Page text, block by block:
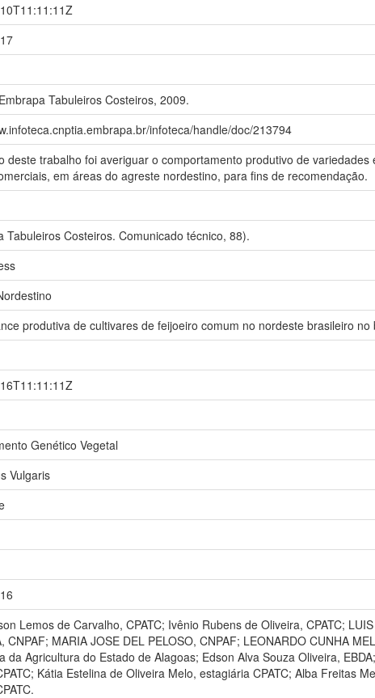
Tabuleiros Costeiros, 2009.
infoteca/handle/doc/213794
deste trabalho foi averiguar o comportamento produtivo de
em áreas do agreste nordestino, para fins de recomendação.
Tabuleiros Costeiros. Comunicado técnico, 88).
produtiva de cultivares de feijoeiro comum no nordeste brasileiro no
Genético Vegetal
Vulgaris
Lemos de Carvalho, CPATC; Ivênio Rubens de Oliveira, CPATC;
CNPAF; MARIA JOSE DEL PELOSO, CNPAF; LEONARDO CUNHA
da Agricultura do Estado de Alagoas; Edson Alva Souza Oliveira,
Kátia Estelina de Oliveira Melo, estagiária CPATC; Alba Freitas